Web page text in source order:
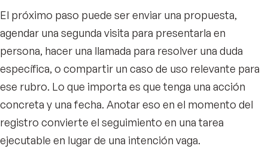
El próximo paso puede ser enviar una propuesta,
agendar una segunda visita para presentarla en
persona, hacer una llamada para resolver una duda
específica, o compartir un caso de uso relevante para
ese rubro. Lo que importa es que tenga una acción
concreta y una fecha. Anotar eso en el momento del
registro convierte el seguimiento en una tarea
ejecutable en lugar de una intención vaga.